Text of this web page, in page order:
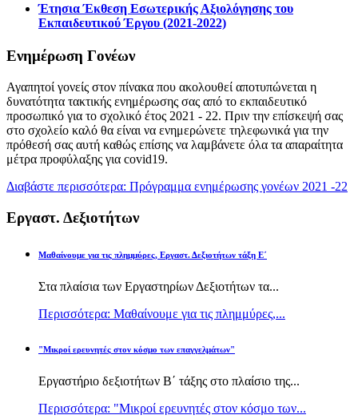
Έτησια Έκθεση Εσωτερικής Αξιολόγησης του
Εκπαιδευτικού Έργου (2021-2022)
Ενημέρωση Γονέων
Αγαπητοί γονείς στον πίνακα που ακολουθεί αποτυπώνεται η
δυνατότητα τακτικής ενημέρωσης σας από το εκπαιδευτικό
προσωπικό για το σχολικό έτος 2021 - 22. Πριν την επίσκεψή σας
στο σχολείο καλό θα είναι να ενημερώνετε τηλεφωνικά για την
πρόθεσή σας αυτή καθώς επίσης να λαμβάνετε όλα τα απαραίτητα
μέτρα προφύλαξης για covid19.
Διαβάστε περισσότερα: Πρόγραμμα ενημέρωσης γονέων 2021 -22
Εργαστ. Δεξιοτήτων
Μαθαίνουμε για τις πλημμύρες, Εργαστ. Δεξιοτήτων τάξη Ε΄
Στα πλαίσια των Εργαστηρίων Δεξιοτήτων τα...
Περισσότερα: Μαθαίνουμε για τις πλημμύρες,...
"Μικροί ερευνητές στον κόσμο των επαγγελμάτων"
Εργαστήριο δεξιοτήτων Β΄ τάξης στο πλαίσιο της...
Περισσότερα: "Μικροί ερευνητές στον κόσμο των...